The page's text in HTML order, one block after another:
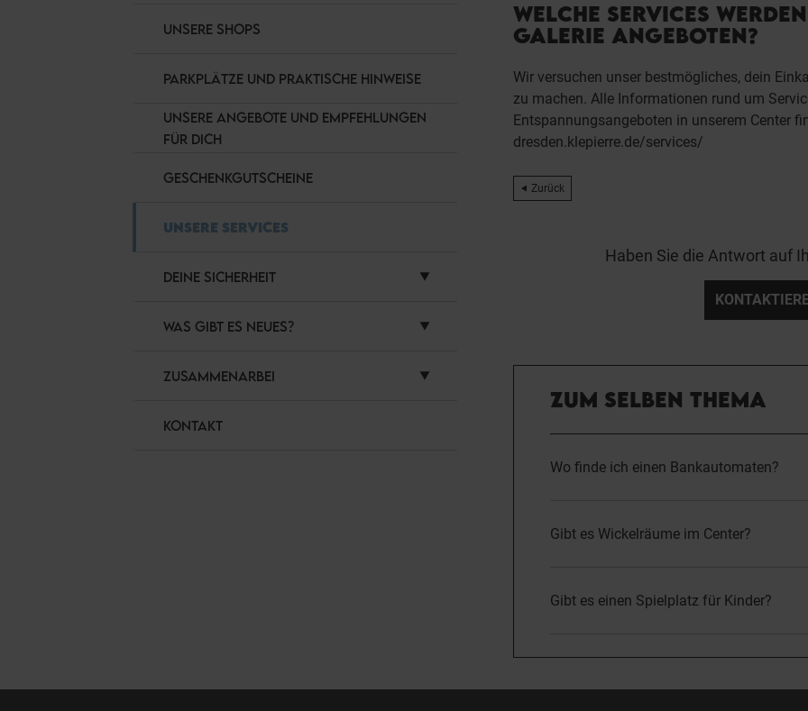
UNSERE SHOPS
PARKPLÄTZE UND PRAKTISCHE HINWEISE
UNSERE ANGEBOTE UND EMPFEHLUNGEN
FÜR DICH
GESCHENKGUTSCHEINE
UNSERE SERVICES
DEINE SICHERHEIT
WAS GIBT ES NEUES?
ZUSAMMENARBEI
KONTAKT
WELCHE SERVICES
GALERIE ANGEBOTEN?
Wir versuchen unser bestmögliches, dein
zu machen. Alle Informationen rund um
Entspannungsangeboten in unserem Center
dresden.klepierre.de/services/
Zurück
Haben Sie die Antwort auf
ZUM SELBEN THEMA
Wo finde ich einen Bankautomaten?
Gibt es Wickelräume im Center?
Gibt es einen Spielplatz für Kinder?